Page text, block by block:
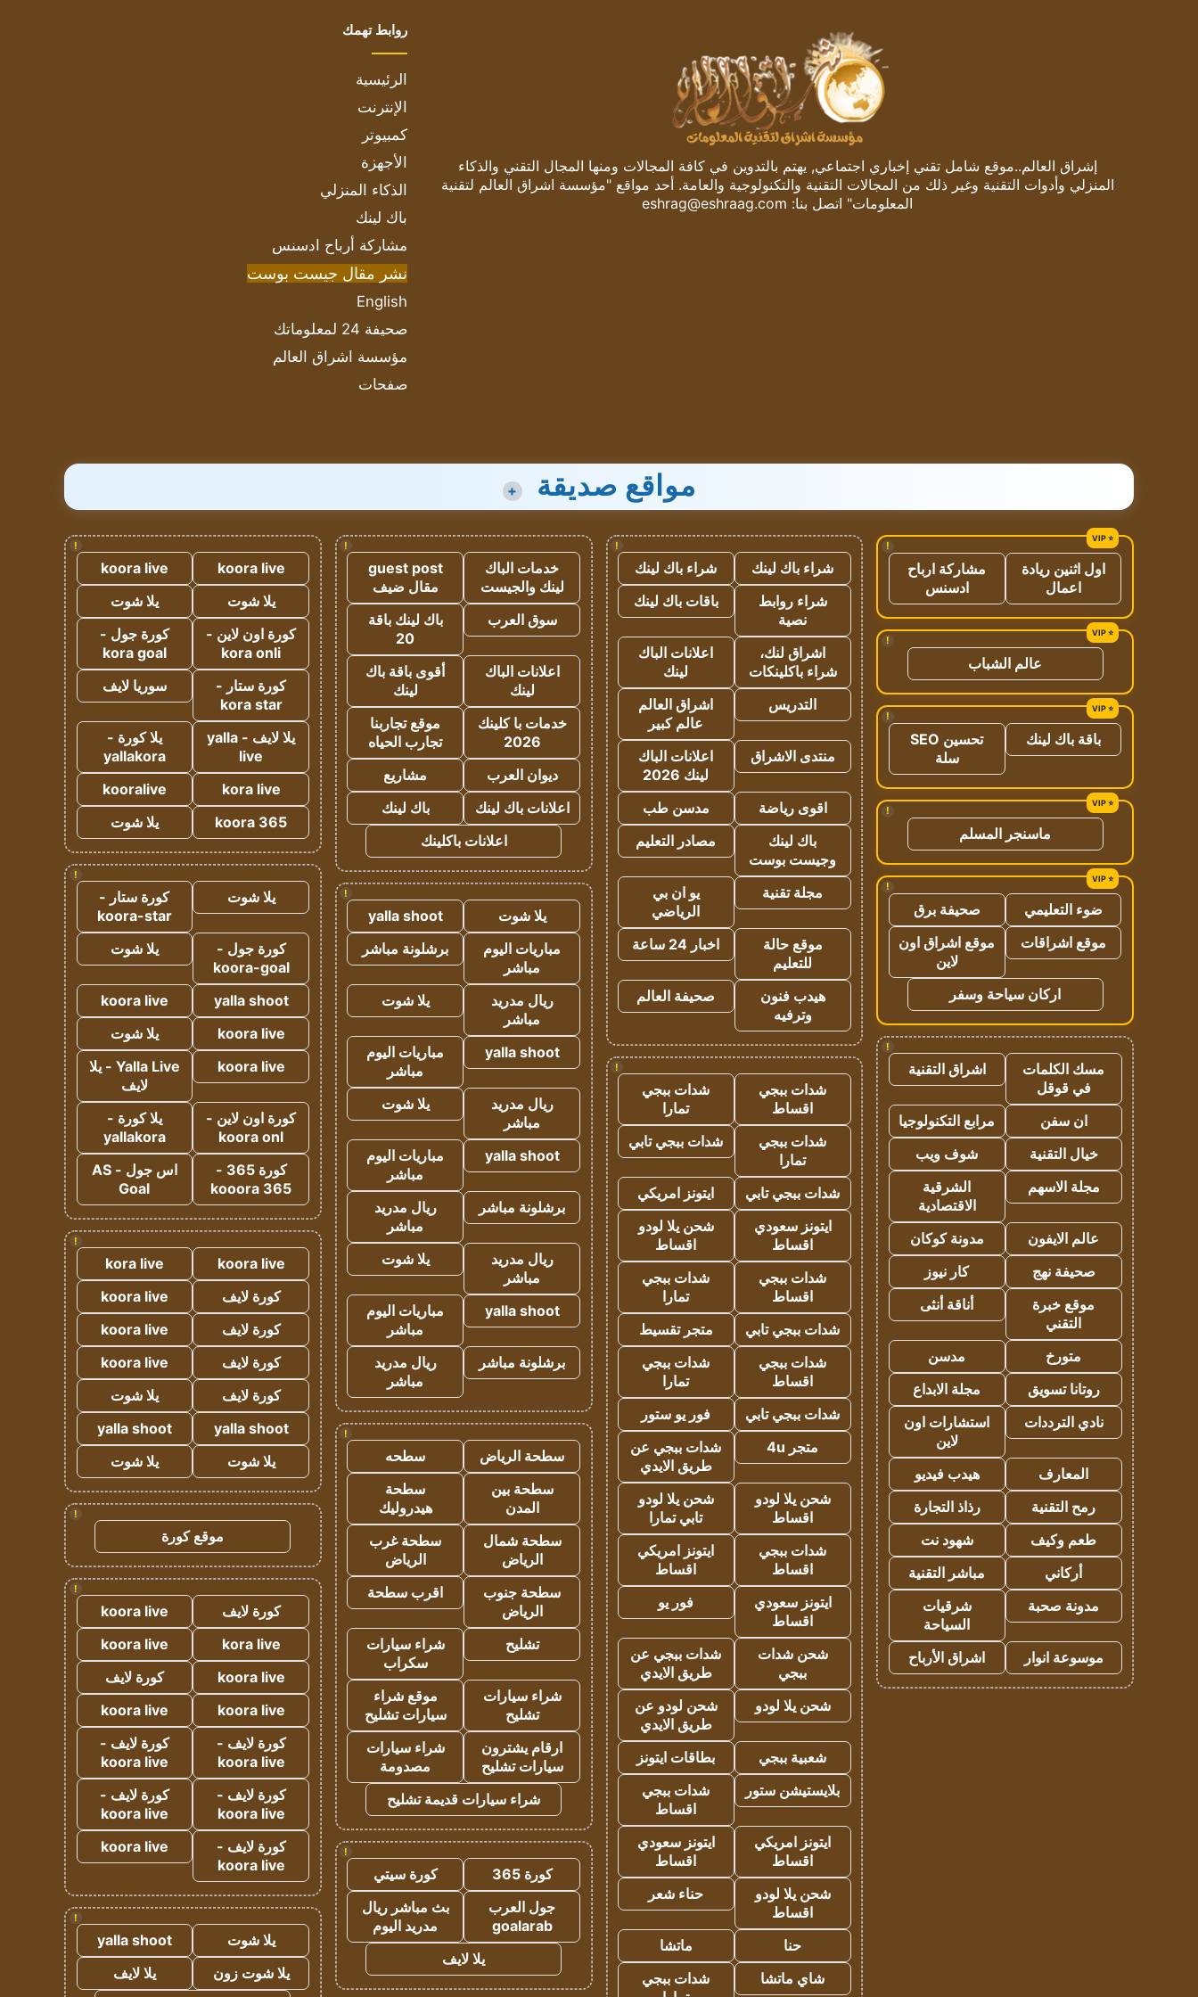
إشراق العالم..موقع شامل تقني إخباري اجتماعي, يهتم بالتدوين في كافة المجالات ومنها المجال التقني والذكاء
المنزلي وأدوات التقنية وغير ذلك من المجالات التقنية والتكنولوجية والعامة. أحد مواقع "مؤسسة اشراق العالم لتقنية
المعلومات" اتصل بنا: eshrag@eshraag.com
روابط تهمك
الرئيسية
الإنترنت
كمبيوتر
الأجهزة
الذكاء المنزلي
باك لينك
مشاركة أرباح ادسنس
نشر مقال جيست بوست
English
صحيفة 24 لمعلوماتك
مؤسسة اشراق العالم
صفحات
مواقع صديقة +
!
اول اثنين ريادة
اعمال
مشاركة ارباح
ادسنس
!
عالم الشباب
!
باقة باك لينك
تحسين SEO
سلة
!
ماسنجر المسلم
!
ضوء التعليمي
صحيفة برق
موقع اشراقات
موقع اشراق اون
لاين
اركان سياحة وسفر
!
مسك الكلمات
في قوقل
اشراق التقنية
ان سفن
مرابع التكنولوجيا
خيال التقنية
شوف ويب
مجلة الاسهم
الشرقية
الاقتصادية
عالم الايفون
مدونة كوكان
صحيفة نهج
كار نيوز
موقع خبرة
التقني
أناقة أنثى
متورخ
مدسن
روتانا تسويق
مجلة الابداع
نادي الترددات
استشارات اون
لاين
المعارف
هيدب فيديو
رمح التقنية
رذاذ التجارة
طعم وكيف
شهود نت
أركاني
مباشر التقنية
مدونة صحبة
شرقيات
السياحة
موسوعة انوار
اشراق الأرباح
!
شراء باك لينك
شراء باك لينك
شراء روابط
نصية
باقات باك لينك
اشراق لنك،
شراء باكلينكات
اعلانات الباك
لينك
التدريس
اشراق العالم
عالم كبير
منتدى الاشراق
اعلانات الباك
لينك 2026
اقوى رياضة
مدسن طب
باك لينك
وجيست بوست
مصادر التعليم
مجلة تقنية
يو ان بي
الرياضي
موقع حالة
للتعليم
اخبار 24 ساعة
هيدب فنون
وترفيه
صحيفة العالم
!
شدات ببجي
اقساط
شدات ببجي
تمارا
شدات ببجي
تمارا
شدات ببجي تابي
شدات ببجي تابي
ايتونز امريكي
ايتونز سعودي
اقساط
شحن يلا لودو
اقساط
شدات ببجي
اقساط
شدات ببجي
تمارا
شدات ببجي تابي
متجر تقسيط
شدات ببجي
اقساط
شدات ببجي
تمارا
شدات ببجي تابي
فور يو ستور
متجر 4u
شدات ببجي عن
طريق الايدي
شحن يلا لودو
اقساط
شحن يلا لودو
تابي تمارا
شدات ببجي
اقساط
ايتونز امريكي
اقساط
ايتونز سعودي
اقساط
فور يو
شحن شدات
ببجي
شدات ببجي عن
طريق الايدي
شحن يلا لودو
شحن لودو عن
طريق الايدي
شعبية ببجي
بطاقات ايتونز
بلايستيشن ستور
شدات ببجي
اقساط
ايتونز امريكي
اقساط
ايتونز سعودي
اقساط
شحن يلا لودو
اقساط
حناء شعر
حنا
ماتشا
شاي ماتشا
شدات ببجي
!
خدمات الباك
لينك والجيست
guest post
مقال ضيف
سوق العرب
باك لينك باقة
20
اعلانات الباك
لينك
أقوى باقة باك
لينك
خدمات با كلينك
2026
موقع تجاربنا
تجارب الحياه
ديوان العرب
مشاريع
اعلانات باك لينك
باك لينك
اعلانات باكلينك
!
يلا شوت
yalla shoot
مباريات اليوم
مباشر
برشلونة مباشر
ريال مدريد
مباشر
يلا شوت
yalla shoot
مباريات اليوم
مباشر
ريال مدريد
مباشر
يلا شوت
yalla shoot
مباريات اليوم
مباشر
برشلونة مباشر
ريال مدريد
مباشر
ريال مدريد
مباشر
يلا شوت
yalla shoot
مباريات اليوم
مباشر
برشلونة مباشر
ريال مدريد
مباشر
!
سطحة الرياض
سطحه
سطحة بين
المدن
سطحة
هيدروليك
سطحة شمال
الرياض
سطحة غرب
الرياض
سطحة جنوب
الرياض
اقرب سطحة
تشليح
شراء سيارات
سكراب
شراء سيارات
تشليح
موقع شراء
سيارات تشليح
ارقام يشترون
سيارات تشليح
شراء سيارات
مصدومة
شراء سيارات قديمة تشليح
!
كورة 365
كورة سيتي
جول العرب
goalarab
بث مباشر ريال
مدريد اليوم
يلا لايف
!
koora live
koora live
يلا شوت
يلا شوت
كورة اون لاين -
kora onli
كورة جول -
kora goal
كورة ستار -
kora star
سوريا لايف
يلا لايف - yalla
live
يلا كورة -
yallakora
kora live
kooralive
koora 365
يلا شوت
!
يلا شوت
كورة ستار -
koora-star
كورة جول -
koora-goal
يلا شوت
yalla shoot
koora live
koora live
يلا شوت
koora live
Yalla Live - يلا
لايف
كورة اون لاين -
koora onl
يلا كورة -
yallakora
كورة 365 -
kooora 365
اس جول - AS
Goal
!
koora live
kora live
كورة لايف
koora live
كورة لايف
koora live
كورة لايف
koora live
كورة لايف
يلا شوت
yalla shoot
yalla shoot
يلا شوت
يلا شوت
!
موقع كورة
!
كورة لايف
koora live
kora live
koora live
koora live
كورة لايف
koora live
koora live
كورة لايف -
koora live
كورة لايف -
koora live
كورة لايف -
koora live
كورة لايف -
koora live
كورة لايف -
koora live
koora live
!
يلا شوت
yalla shoot
يلا شوت زون
يلا لايف